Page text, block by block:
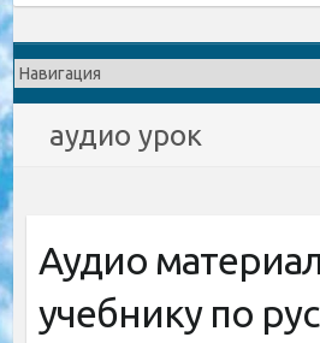
аудио урок
Аудио
учебнику по